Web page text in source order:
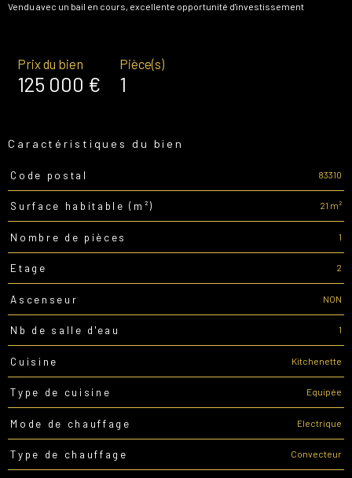
Vendu avec un bail en cours, excellente opportunité d'investissement
Prix du bien
125 000 €
Pièce(s)
1
Caractéristiques du bien
Caractéristiques
Code postal 83310
Surface habitable (m²) 21 m²
Nombre de pièces 1
Etage 2
Ascenseur NON
Nb de salle d'eau 1
Cuisine Kitchenette
Type de cuisine Equipée
Mode de chauffage Electrique
Type de chauffage Convecteur